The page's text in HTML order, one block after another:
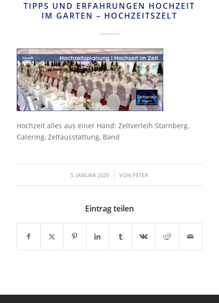
TIPPS UND ERFAHRUNGEN HOCHZEIT
IM GARTEN – HOCHZEITSZELT
Hochzeit alles aus einer Hand: Zeltverleih Starnberg,
Catering, Zeltausstattung, Band
5. JANUAR 2020
/ VON PETER
Eintrag teilen